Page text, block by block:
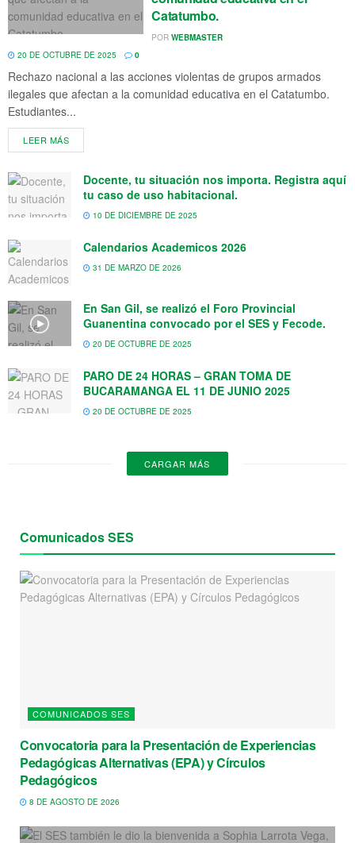
Catatumbo.
POR WEBMASTER
20 DE OCTUBRE DE 2025
0
Rechazo nacional a las acciones violentas de grupos armados
ilegales que afectan a la comunidad educativa en el Catatumbo.
Estudiantes...
LEER MÁS
Docente, tu situación nos importa. Registra aquí
tu caso de uso habitacional.
10 DE DICIEMBRE DE 2025
Calendarios Academicos 2026
31 DE MARZO DE 2026
En San Gil, se realizó el Foro Provincial
Guanentina convocado por el SES y Fecode.
20 DE OCTUBRE DE 2025
PARO DE 24 HORAS – GRAN TOMA DE
BUCARAMANGA EL 11 DE JUNIO 2025
20 DE OCTUBRE DE 2025
CARGAR MÁS
Comunicados SES
COMUNICADOS SES
Convocatoria para la Presentación de Experiencias
Pedagógicas Alternativas (EPA) y Círculos
Pedagógicos
8 DE AGOSTO DE 2026